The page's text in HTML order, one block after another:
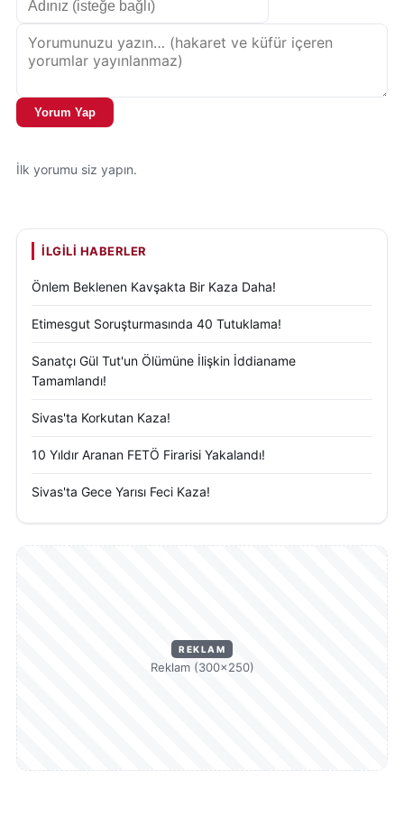
Yorum Yap
İlk yorumu siz yapın.
İLGILI HABERLER
Önlem Beklenen Kavşakta Bir Kaza Daha!
Etimesgut Soruşturmasında 40 Tutuklama!
Sanatçı Gül Tut'un Ölümüne İlişkin İddianame
Tamamlandı!
Sivas'ta Korkutan Kaza!
10 Yıldır Aranan FETÖ Firarisi Yakalandı!
Sivas'ta Gece Yarısı Feci Kaza!
REKLAM
Reklam (300×250)